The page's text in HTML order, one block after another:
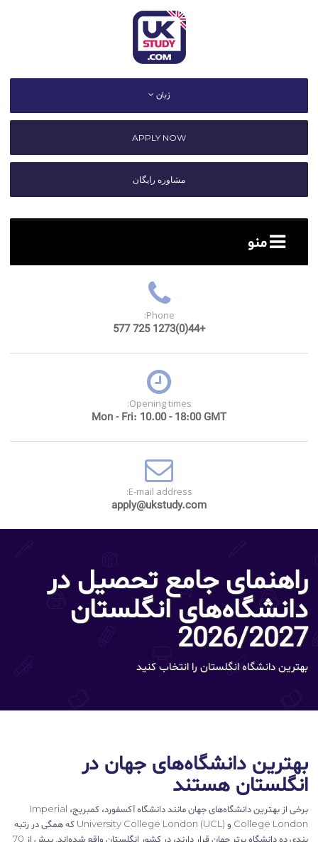
زبان
APPLY NOW
مشاوره رایگان
منو
Phone:
+44(0)1273 725 577
Opening times:
Mon - Fri: 10.00 - 18:00 GMT
E-mail address:
apply@ukstudy.com
راهنمای جامع تحصیل در
دانشگاه‌های‌ انگلستان
2026/2027
بهترین دانشگاه انگلستان را انتخاب کنید
بهترین دانشگاه‌های جهان در
انگلستان هستند
برخی از بهترین دانشگاه‌های جهان مانند دانشگاه آکسفورد، کمبریج، Imperial
College London و University College London (UCL) که همگی در رتبه
بندی ده دانشگاه برتر جهان قرار دارند، در کشور انگلستان واقع شده‌اند. بیش از 70